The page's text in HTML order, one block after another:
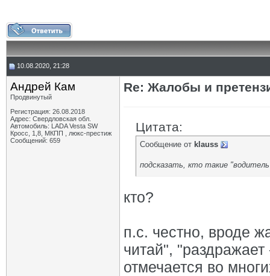
10.08.2020, 21:28
Андрей Кам
Продвинутый
Регистрация: 26.08.2018
Адрес: Свердловская обл.
Автомобиль: LADA Vesta SW
Кросс, 1,8, МКПП , люкс-престиж
Сообщений: 659
Re: Жалобы и
Цитата:
Сообщение от klauss
подсказать, кто такие
кто?
п.с. честно, вроде
читай",
отмечается во